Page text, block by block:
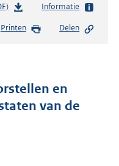
b
s
s
g
Informatie
Printen Delen
en
van de